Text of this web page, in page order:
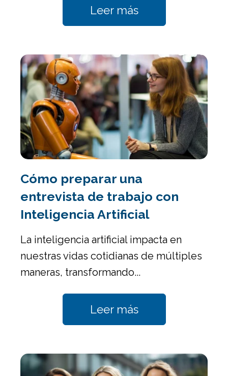
Leer más
Cómo preparar una
entrevista de trabajo con
Inteligencia Artificial
La inteligencia artificial impacta en
nuestras vidas cotidianas de múltiples
maneras, transformando...
Leer más